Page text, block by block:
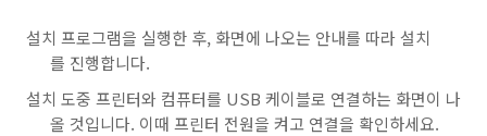
설치 프로그램을 실행한 후, 화면에 나오는 안내를 따라 설치
를 진행합니다.
설치 도중 프린터와 컴퓨터를 USB 케이블로 연결하는 화면이 나
올 것입니다. 이때 프린터 전원을 켜고 연결을 확인하세요.